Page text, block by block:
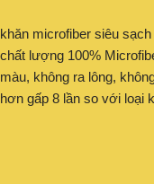
khăn microfiber siêu
chất lượng 100%
màu, không ra lông,
hơn gấp 8 lần so với loại